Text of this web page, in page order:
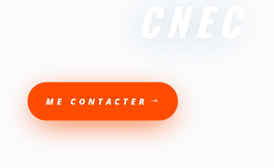
ME CONTACTER